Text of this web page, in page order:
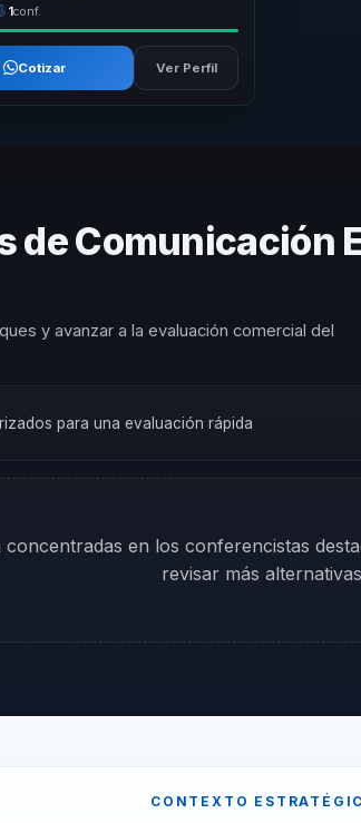
1conf.
Cotizar Ver Perfil
de Comunicación
y avanzar a la evaluación comercial del
para una evaluación rápida
en los conferencistas
revisar más
CONTEXTO